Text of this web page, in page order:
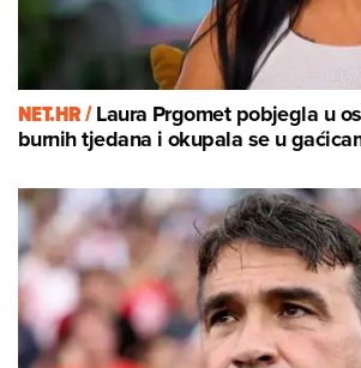
NET.HR /Laura Prgomet pobjegla u
burnih tjedana i okupala se u